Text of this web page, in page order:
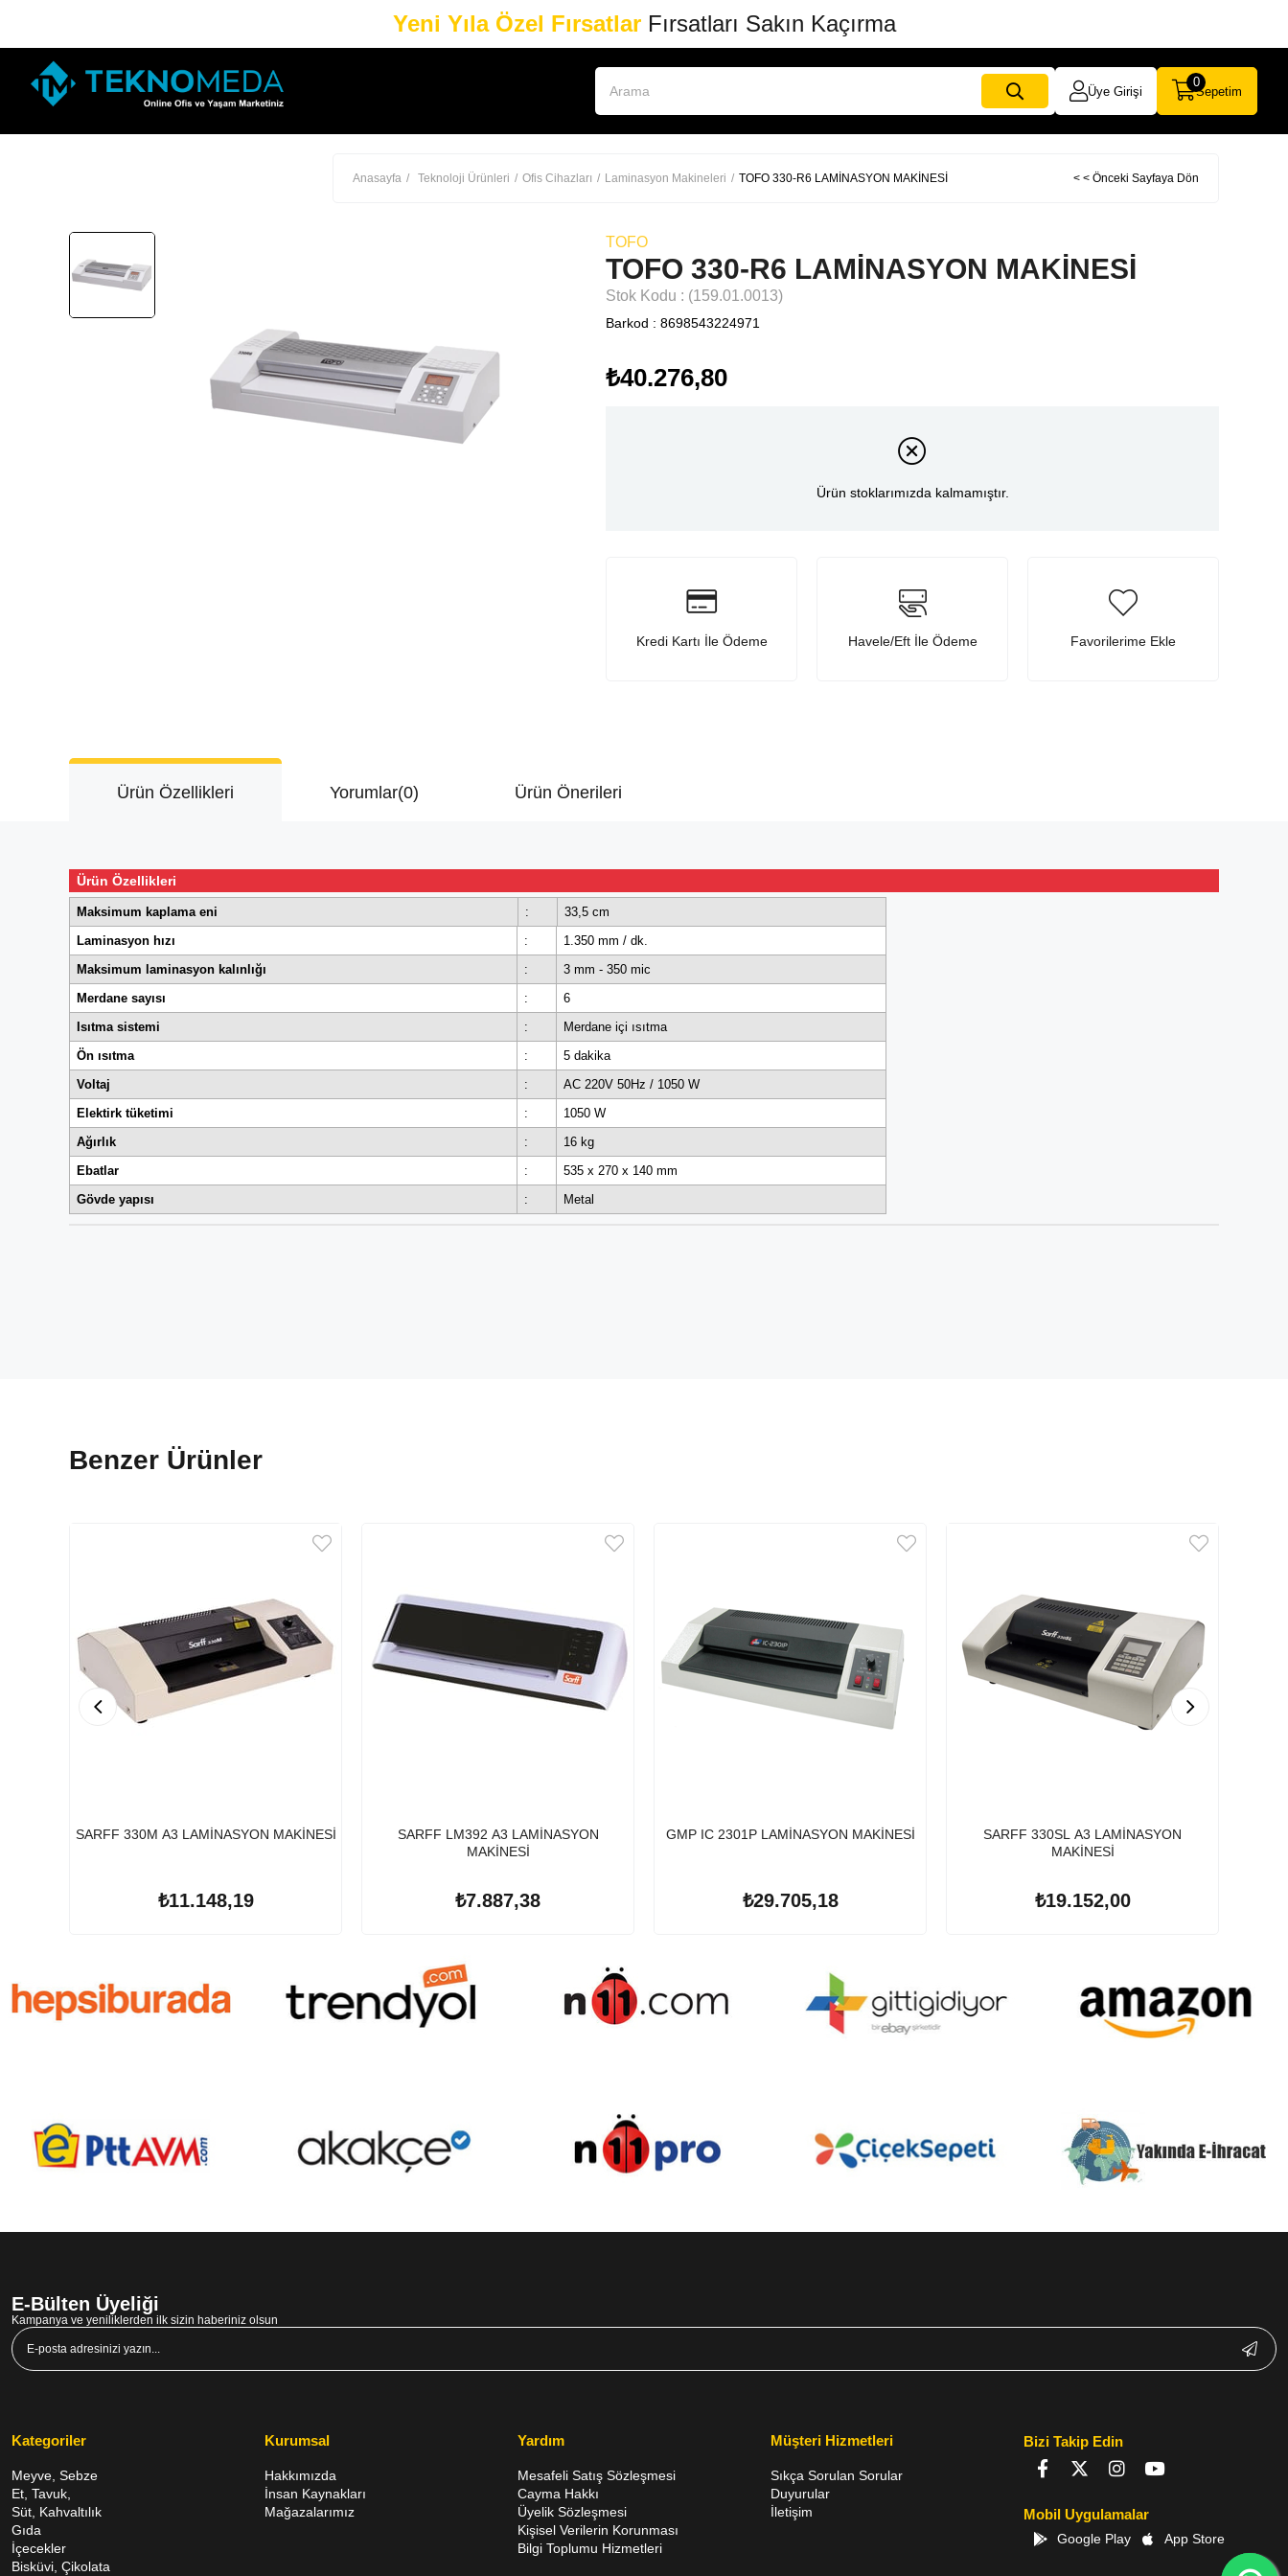
Yeni Yıla Özel FırsatlarFırsatları Sakın Kaçırma
Üye Girişi Sepetim
0
Anasayfa Teknoloji Ürünleri Ofis Cihazları Laminasyon Makineleri TOFO 330-R6 LAMİNASYON MAKİNESİ < < Önceki Sayfaya Dön
TOFO
TOFO 330-R6 LAMİNASYON MAKİNESİ
Stok Kodu (159.01.0013)
Barkod : 8698543224971
₺40.276,80
Ürün stoklarımızda kalmamıştır.
Kredi Kartı İle Ödeme Havele/Eft İle Ödeme Favorilerime Ekle
Ürün Özellikleri Yorumlar(0) Ürün Önerileri
Ürün Özellikleri
Maksimum kaplama eni :
33,5 cm
Laminasyon hızı
:
1.350 mm / dk.
Maksimum laminasyon kalınlığı
:
3 mm - 350 mic
Merdane sayısı
:
6
Isıtma sistemi
:
Merdane içi ısıtma
Ön ısıtma
:
5 dakika
Voltaj
:
AC 220V 50Hz / 1050 W
Elektirk tüketimi
:
1050 W
Ağırlık
:
16 kg
Ebatlar
:
535 x 270 x 140 mm
Gövde yapısı
: Metal
Benzer Ürünler
SARFF 330M A3 LAMİNASYON MAKİNESİ
₺11.148,19
SARFF LM392 A3 LAMİNASYON
MAKİNESİ
₺7.887,38
GMP IC 2301P LAMİNASYON MAKİNESİ
₺29.705,18
SARFF 330SL A3 LAMİNASYON
MAKİNESİ
₺19.152,00
E-Bülten Üyeliği
Kampanya ve yeniliklerden ilk sizin haberiniz olsun
Kategoriler
Meyve, Sebze
Et, Tavuk,
Süt, Kahvaltılık
Gıda
İçecekler
Bisküvi, Çikolata
Kurumsal
Hakkımızda
İnsan Kaynakları
Mağazalarımız
Yardım
Mesafeli Satış Sözleşmesi
Cayma Hakkı
Üyelik Sözleşmesi
Kişisel Verilerin Korunması
Bilgi Toplumu Hizmetleri
Müşteri Hizmetleri
Sıkça Sorulan Sorular
Duyurular
İletişim
Bizi Takip Edin
Mobil Uygulamalar
Google Play App Store